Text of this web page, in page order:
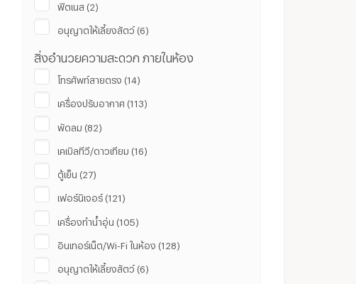
ฟิตเนส (2)
อนุญาตให้เลี้ยงสัตว์ (6)
สิ่งอำนวยความสะดวก ภายในห้อง
โทรศัพท์สายตรง (14)
เครื่องปรับอากาศ (113)
พัดลม (82)
เคเบิลทีวี/ดาวเทียม (16)
ตู้เย็น (27)
เฟอร์นิเจอร์ (121)
เครื่องทำน้ำอุ่น (105)
อินเทอร์เน็ต/Wi-Fi ในห้อง (128)
อนุญาตให้เลี้ยงสัตว์ (6)